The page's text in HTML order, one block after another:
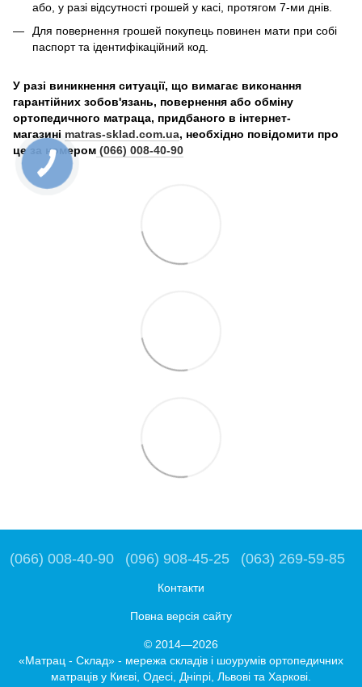
або, у разі відсутності грошей у касі, протягом 7-ми днів.
Для повернення грошей покупець повинен мати при собі
паспорт та ідентифікаційний код.
У разі виникнення ситуації, що вимагає виконання
гарантійних зобов'язань, повернення або обміну
ортопедичного матраца, придбаного в інтернет-
магазині matras-sklad.com.ua, необхідно повідомити про
це за номером (066) 008-40-90
(066) 008-40-90 (096) 908-45-25 (063) 269-59-85
Контакти
Повна версія сайту
© 2014—2026
«Матрац - Склад» - мережа складів і шоурумів ортопедичних
матраців у Києві, Одесі, Дніпрі, Львові та Харкові.